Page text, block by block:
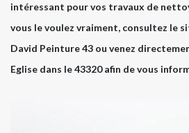
intéressant pour vos travaux de
vous le voulez vraiment, consultez le
David Peinture 43 ou venez
Eglise dans le 43320 afin de vous